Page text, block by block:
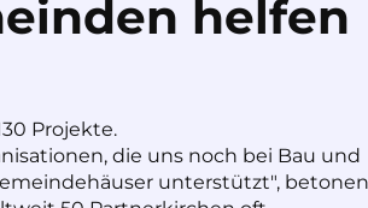
helfen
Projekte.
die uns noch bei Bau und
unterstützt", betonen